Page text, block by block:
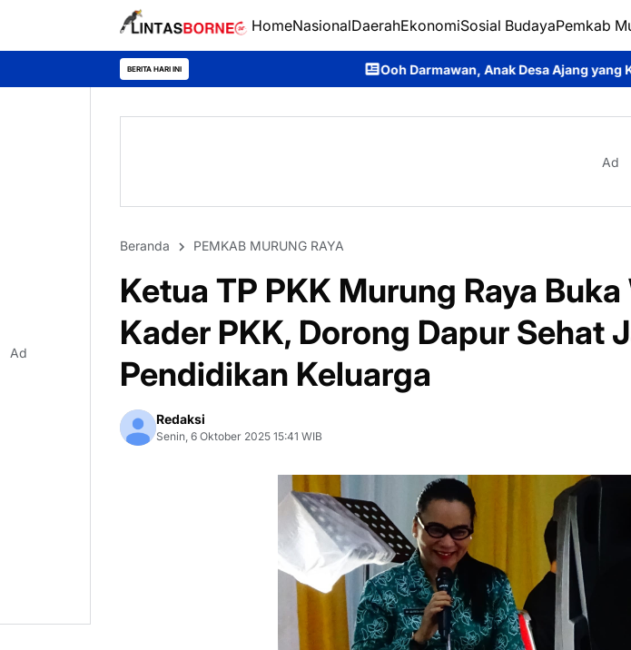
HomeNasionalDaerahEkonomiSosial BudayaPemkab
BERITA HARI INI Ooh Darmawan, Anak Desa Ajang yang Kini Bersinar sebagai
Ad
Beranda PEMKAB MURUNG RAYA
Ketua TP PKK Murung Raya
Kader PKK, Dorong Dapur Sehat
Pendidikan Keluarga
Redaksi
Senin, 6 Oktober 2025 15:41 WIB
Ad